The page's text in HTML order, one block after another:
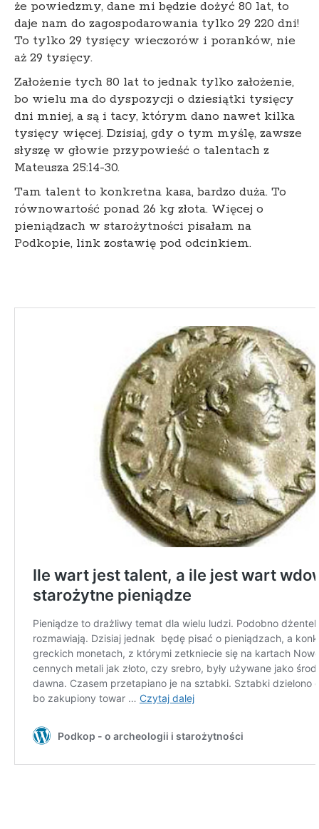
że powiedzmy, dane mi będzie dożyć 80 lat, to
daje nam do zagospodarowania tylko 29 220 dni!
To tylko 29 tysięcy wieczorów i poranków, nie
aż 29 tysięcy.
Założenie tych 80 lat to jednak tylko założenie,
bo wielu ma do dyspozycji o dziesiątki tysięcy
dni mniej, a są i tacy, którym dano nawet kilka
tysięcy więcej. Dzisiaj, gdy o tym myślę, zawsze
słyszę w głowie przypowieść o talentach z
Mateusza 25:14-30.
Tam talent to konkretna kasa, bardzo duża. To
równowartość ponad 26 kg złota. Więcej o
pieniądzach w starożytności pisałam na
Podkopie, link zostawię pod odcinkiem.